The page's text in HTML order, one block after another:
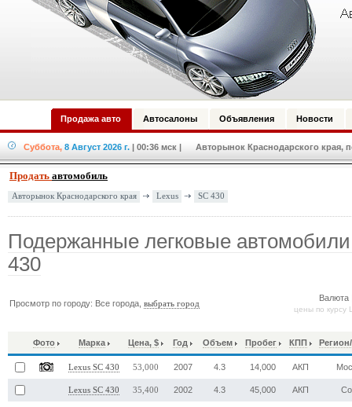
Продажа авто Автосалоны Объявления Новости
Суббота, 8 Август 2026 г. | 00:36 мск | Авторынок Краснодарского края,
Продать автомобиль
Авторынок Краснодарского края Lexus SC 430
Подержанные легковые
430
Просмотр по городу: Все города,выбрать город
цены по
Фото Марка Цена, $ Год Объем Пробег КПП
Lexus SC 430 53,000 2007 4.3 14,000 АКП
Lexus SC 430 35,400 2002 4.3 45,000 АКП